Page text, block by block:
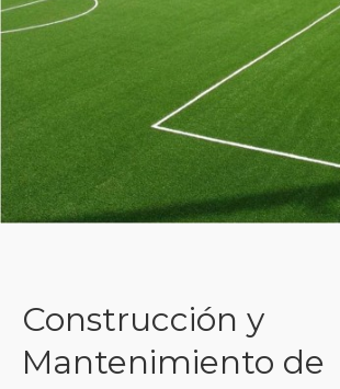
Construcción y
Mantenimiento de